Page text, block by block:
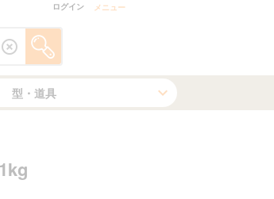
ログイン メニュー
型・道具